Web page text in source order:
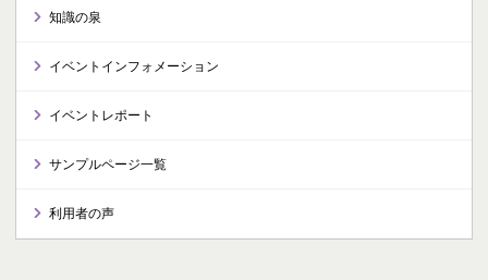
知識の泉
イベントインフォメーション
イベントレポート
サンプルページ一覧
利用者の声